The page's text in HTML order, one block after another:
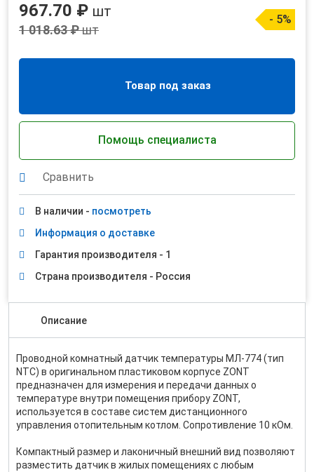
967.70 ₽ шт
1 018.63 ₽шт
- 5%
Товар под заказ
Помощь специалиста
Сравнить
В наличии - посмотреть
Информация о доставке
Гарантия производителя - 1
Страна производителя - Россия
Описание
Проводной комнатный датчик температуры МЛ-774 (тип
NTC) в оригинальном пластиковом корпусе ZONT
предназначен для измерения и передачи данных о
температуре внутри помещения прибору ZONT,
используется в составе систем дистанционного
управления отопительным котлом. Сопротивление 10 кОм.
Компактный размер и лаконичный внешний вид позволяют
разместить датчик в жилых помещениях с любым